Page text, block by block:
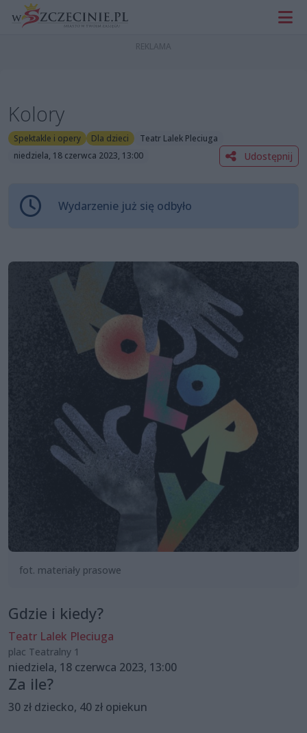
Kolory
Spektakle i opery Dla dzieci
Teatr Lalek Pleciuga
niedziela, 18 czerwca 2023, 13:00
Udostępnij
Wydarzenie już się odbyło
fot. materiały prasowe
Gdzie i kiedy?
Teatr Lalek Pleciuga
plac Teatralny 1
niedziela, 18 czerwca 2023, 13:00
Za ile?
30 zł dziecko, 40 zł opiekun